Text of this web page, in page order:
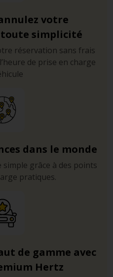
votre
simplicité
réservation sans frais
de prise en charge
dans le monde
simple grâce à des points
pratiques.
de gamme avec
Hertz